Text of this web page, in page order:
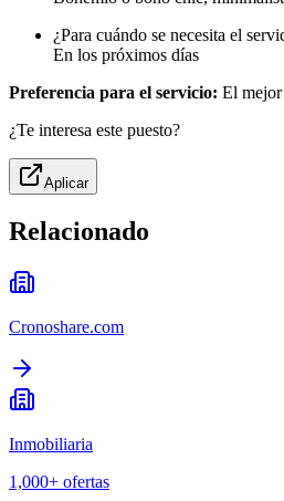
¿Para cuándo se necesita el
En los próximos días
Preferencia para el servicio: El
¿Te interesa este puesto?
Aplicar
Relacionado
Cronoshare.com
Inmobiliaria
1,000+ ofertas